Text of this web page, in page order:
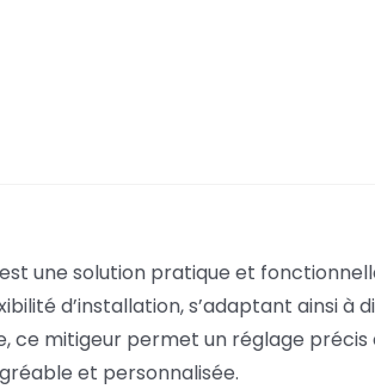
une solution pratique et
d’installation, s’adaptant ainsi
ce mitigeur permet un réglage
et personnalisée.